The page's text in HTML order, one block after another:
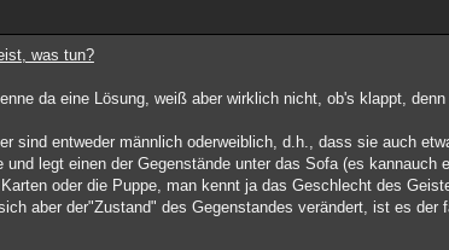
was tun?
da eine Lösung, weiß aber wirklich nicht, ob's klappt,
sind entweder männlich oderweiblich, d.h., dass sie auch
und legt einen der Gegenstände unter das Sofa (es
oder die Puppe, man kennt ja das Geschlecht des
aber der"Zustand" des Gegenstandes verändert, ist es